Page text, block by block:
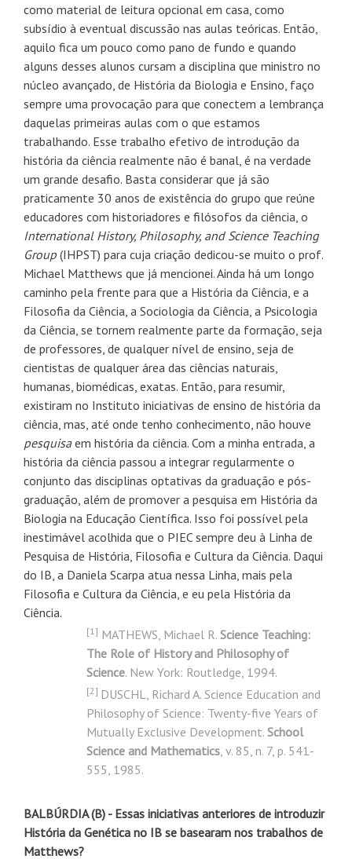
como material de leitura opcional em casa, como
subsídio à eventual discussão nas aulas teóricas. Então,
aquilo fica um pouco como pano de fundo e quando
alguns desses alunos cursam a disciplina que ministro no
núcleo avançado, de História da Biologia e Ensino, faço
sempre uma provocação para que conectem a lembrança
daquelas primeiras aulas com o que estamos
trabalhando. Esse trabalho efetivo de introdução da
história da ciência realmente não é banal, é na verdade
um grande desafio. Basta considerar que já são
praticamente 30 anos de existência do grupo que reúne
educadores com historiadores e filósofos da ciência, o
International History, Philosophy, and Science Teaching
Group(IHPST) para cuja criação dedicou-se muito o prof.
Michael Matthews que já mencionei. Ainda há um longo
caminho pela frente para que a História da Ciência, e a
Filosofia da Ciência, a Sociologia da Ciência, a Psicologia
da Ciência, se tornem realmente parte da formação, seja
de professores, de qualquer nível de ensino, seja de
cientistas de qualquer área das ciências naturais,
humanas, biomédicas, exatas. Então, para resumir,
existiram no Instituto iniciativas de ensino de história da
ciência, mas, até onde tenho conhecimento, não houve
pesquisaem história da ciência. Com a minha entrada, a
história da ciência passou a integrar regularmente o
conjunto das disciplinas optativas da graduação e pós-
graduação, além de promover a pesquisa em História da
Biologia na Educação Científica. Isso foi possível pela
inestimável acolhida que o PIEC sempre deu à Linha de
Pesquisa de História, Filosofia e Cultura da Ciência. Daqui
do IB, a Daniela Scarpa atua nessa Linha, mais pela
Filosofia e Cultura da Ciência, e eu pela História da
Ciência.
[1] MATHEWS, Michael R. Science Teaching:
The Role of History and Philosophy of
Science. New York: Routledge, 1994.
[2] DUSCHL, Richard A. Science Education and
Philosophy of Science: Twenty-five Years of
Mutually Exclusive Development. School
Science and Mathematics, v. 85, n. 7, p. 541-
555, 1985.
BALBÚRDIA (B) - Essas iniciativas anteriores de introduzir
História da Genética no IB se basearam nos trabalhos de
Matthews?